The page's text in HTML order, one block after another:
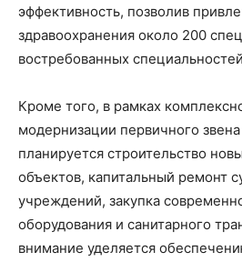
эффективность, позволив
здравоохранения около 200
востребованных
Кроме того, в рамках
модернизации первичного
планируется строительство
объектов, капитальный ремонт
учреждений, закупка
оборудования и санитарного
внимание уделяется